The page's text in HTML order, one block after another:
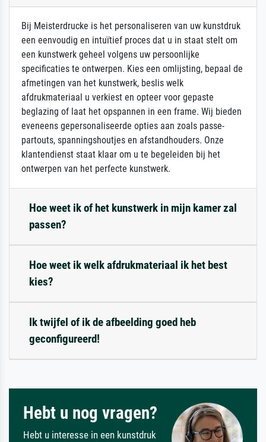
Bij Meisterdrucke is het personaliseren van uw kunstdruk
een eenvoudig en intuïtief proces dat u in staat stelt om
een kunstwerk geheel volgens uw persoonlijke
specificaties te ontwerpen. Kies een omlijsting, bepaal de
afmetingen van het kunstwerk, beslis welk
afdrukmateriaal u verkiest en opteer voor gepaste
beglazing of laat het opspannen in een frame. Wij bieden
eveneens gepersonaliseerde opties aan zoals passe-
partouts, spanningshoutjes en afstandhouders. Onze
klantendienst staat klaar om u te begeleiden bij het
ontwerpen van het perfecte kunstwerk.
Hoe weet ik of het kunstwerk in mijn kamer zal
passen?
Hoe weet ik welk afdrukmateriaal ik het best
kies?
Ik twijfel of ik de afbeelding goed heb
geconfigureerd!
Hebt u nog vragen?
Hebt u interesse in een kunstdruk